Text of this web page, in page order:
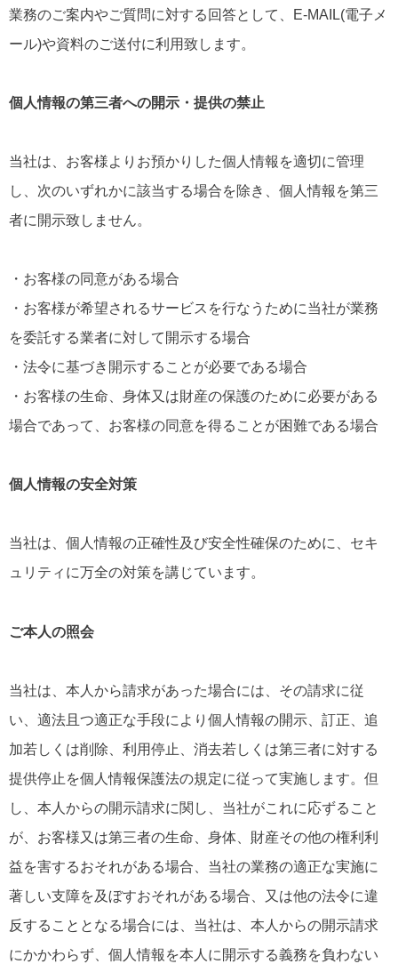
業務のご案内やご質問に対する回答として、E-MAIL(電子メ
ール)や資料のご送付に利用致します。
個人情報の第三者への開示・提供の禁止
当社は、お客様よりお預かりした個人情報を適切に管理
し、次のいずれかに該当する場合を除き、個人情報を第三
者に開示致しません。
・お客様の同意がある場合
・お客様が希望されるサービスを行なうために当社が業務
を委託する業者に対して開示する場合
・法令に基づき開示することが必要である場合
・お客様の生命、身体又は財産の保護のために必要がある
場合であって、お客様の同意を得ることが困難である場合
個人情報の安全対策
当社は、個人情報の正確性及び安全性確保のために、セキ
ュリティに万全の対策を講じています。
ご本人の照会
当社は、本人から請求があった場合には、その請求に従
い、適法且つ適正な手段により個人情報の開示、訂正、追
加若しくは削除、利用停止、消去若しくは第三者に対する
提供停止を個人情報保護法の規定に従って実施します。但
し、本人からの開示請求に関し、当社がこれに応ずること
が、お客様又は第三者の生命、身体、財産その他の権利利
益を害するおそれがある場合、当社の業務の適正な実施に
著しい支障を及ぼすおそれがある場合、又は他の法令に違
反することとなる場合には、当社は、本人からの開示請求
にかかわらず、個人情報を本人に開示する義務を負わない